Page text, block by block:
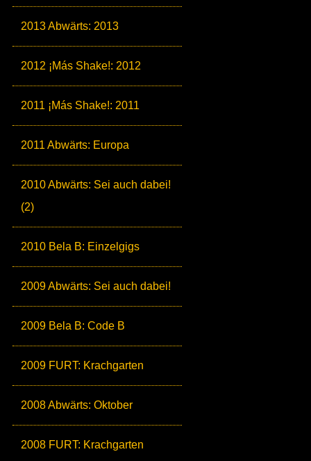
2013 Abwärts: 2013
2012 ¡Más Shake!: 2012
2011 ¡Más Shake!: 2011
2011 Abwärts: Europa
2010 Abwärts: Sei auch dabei!
(2)
2010 Bela B: Einzelgigs
2009 Abwärts: Sei auch dabei!
2009 Bela B: Code B
2009 FURT: Krachgarten
2008 Abwärts: Oktober
2008 FURT: Krachgarten